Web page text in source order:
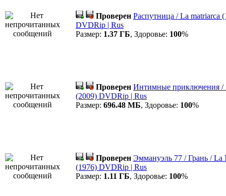
Проверен Распутница / La matriarca
DVDRip | Rus
Размер: 1.37 ГБ, Здоровье: 100%
Проверен Интимные приключения /
(2009) DVDRip | Rus
Размер: 696.48 МБ, Здоровье: 100%
Проверен Эммануэль 77 / Грань / La
(1976) DVDRip | Rus
Размер: 1.11 ГБ, Здоровье: 100%